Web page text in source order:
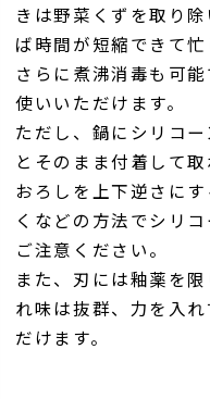
きは野菜くずを取り
ば時間が短縮できて忙
さらに煮沸消毒も可
使いいただけます。
ただし、鍋にシリコ
とそのまま付着して
おろしを上下逆さに
くなどの方法でシリ
ご注意ください。
また、刃には釉薬を
れ味は抜群、力を入
だけます。